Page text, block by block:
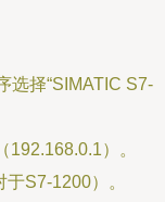
选择“SIMATIC S7-
192.168.0.1）。
于S7-1200）。